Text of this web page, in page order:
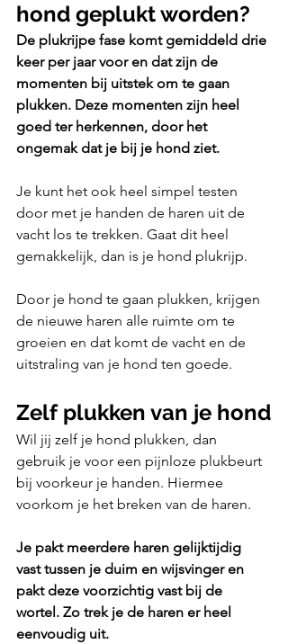
hond geplukt worden?
De plukrijpe fase komt gemiddeld drie
keer per jaar voor en dat zijn de
momenten bij uitstek om te gaan
plukken. Deze momenten zijn heel
goed ter herkennen, door het
ongemak dat je bij je hond ziet.
Je kunt het ook heel simpel testen
door met je handen de haren uit de
vacht los te trekken. Gaat dit heel
gemakkelijk, dan is je hond plukrijp.
Door je hond te gaan plukken, krijgen
de nieuwe haren alle ruimte om te
groeien en dat komt de vacht en de
uitstraling van je hond ten goede.
Zelf plukken van je hond
Wil jij zelf je hond plukken, dan
gebruik je voor een pijnloze plukbeurt
bij voorkeur je handen. Hiermee
voorkom je het breken van de haren.
Je pakt meerdere haren gelijktijdig
vast tussen je duim en wijsvinger en
pakt deze voorzichtig vast bij de
wortel. Zo trek je de haren er heel
eenvoudig uit.